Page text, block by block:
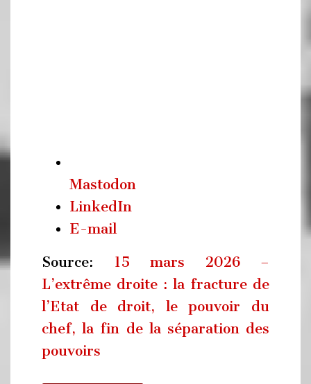
Mastodon
LinkedIn
E-mail
Source:
15 mars 2026 –
L’extrême droite : la fracture de
l’Etat de droit, le pouvoir du
chef, la fin de la séparation des
pouvoirs